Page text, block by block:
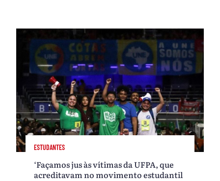
ESTUDANTES
‘Façamos jus às vítimas da UFPA, que
acreditavam no movimento estudantil